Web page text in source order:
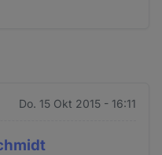
Do. 15 Okt 2015 - 16:11